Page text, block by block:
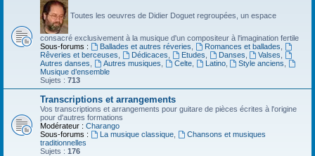
Toutes les oeuvres de Didier Doguet regroupées, un espace
consacré exclusivement à la musique d'un compositeur à l'imagination fertile
Sous-forums :
Ballades et autres réveries Romances et ballades
Rêveries et berceuses
Dédicaces Etudes Danses Valses
Autres danses
Autres musiques Celte, Latino, Style anciens
Musique d’ensemble
Sujets : 713
Transcriptions et arrangements
Vos transcriptions et arrangements pour guitare de pièces écrites à l'origine
pour d'autres formations
Modérateur : Charango
Sous-forums :
La musique classique,
Chansons et musiques
traditionnelles
Sujets : 176